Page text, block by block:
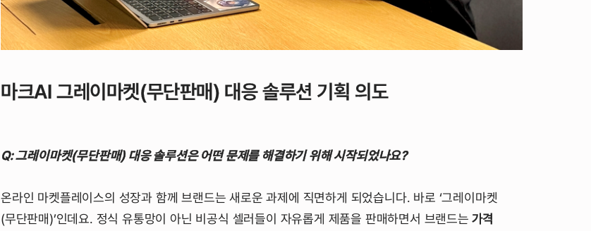
마크AI 그레이마켓(무단판매) 대응 솔루션 기획 의도
Q: 그레이마켓(무단판매) 대응 솔루션은 어떤 문제를 해결하기 위해 시작되었나요?
온라인 마켓플레이스의 성장과 함께 브랜드는 새로운 과제에 직면하게 되었습니다. 바로 ‘그레이마켓
(무단판매)’인데요. 정식 유통망이 아닌 비공식 셀러들이 자유롭게 제품을 판매하면서 브랜드는 가격